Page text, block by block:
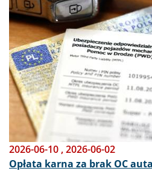
2026-06-10 ,2026-06-02
Opłata karna za brak OC